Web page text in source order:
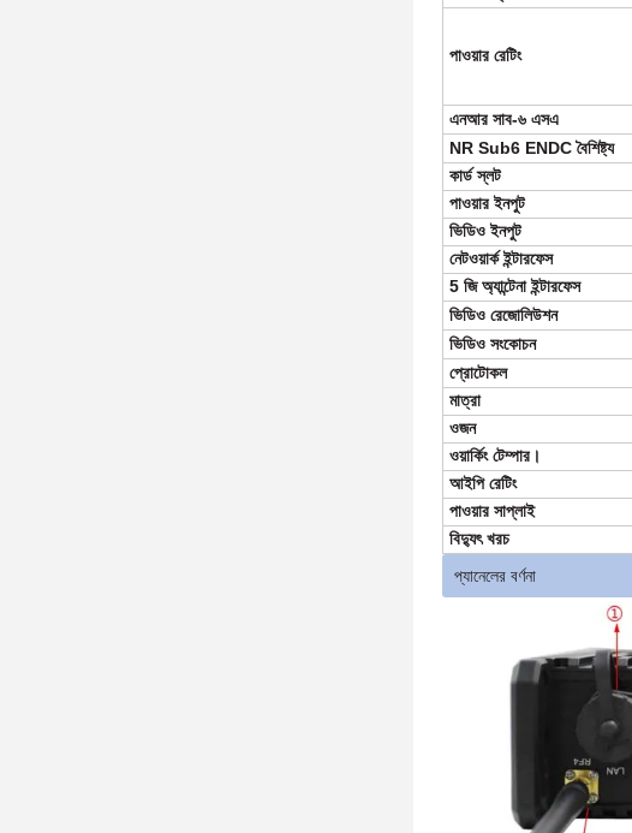
পাওয়ার রেটিং
এনআর সাব-৬ এসএ
NR Sub6 ENDC বৈশিষ্ট্য
কার্ড স্লট
পাওয়ার ইনপুট
ভিডিও ইনপুট
নেটওয়ার্ক ইন্টারফেস
5 জি অ্যান্টেনা ইন্টারফেস
ভিডিও রেজোলিউশন
ভিডিও সংকোচন
প্রোটোকল
মাত্রা
ওজন
ওয়ার্কিং টেম্পার।
আইপি রেটিং
পাওয়ার সাপ্লাই
বিদ্যুৎ খরচ
প্যানেলের বর্ণনা